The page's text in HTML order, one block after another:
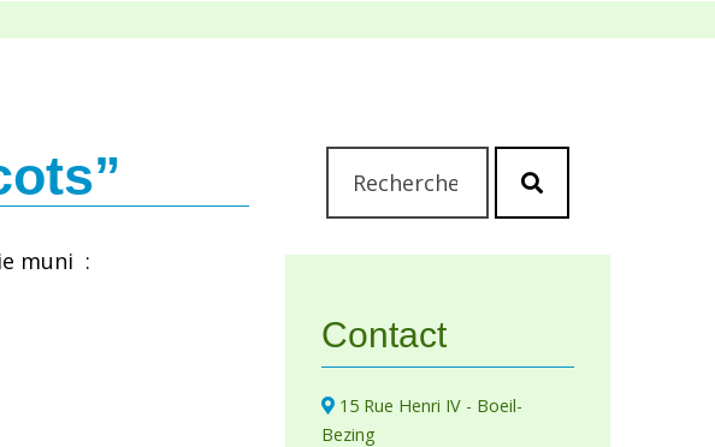
muni :
Contact
15 Rue Henri IV - Boeil-
Bezing